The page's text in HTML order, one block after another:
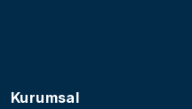
Kurumsal